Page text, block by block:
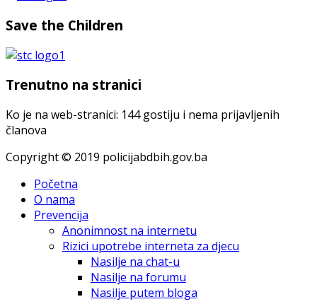
Save the Children
Trenutno na stranici
Ko je na web-stranici: 144 gostiju i nema prijavljenih
članova
Copyright © 2019 policijabdbih.gov.ba
Početna
O nama
Prevencija
Anonimnost na internetu
Rizici upotrebe interneta za djecu
Nasilje na chat-u
Nasilje na forumu
Nasilje putem bloga